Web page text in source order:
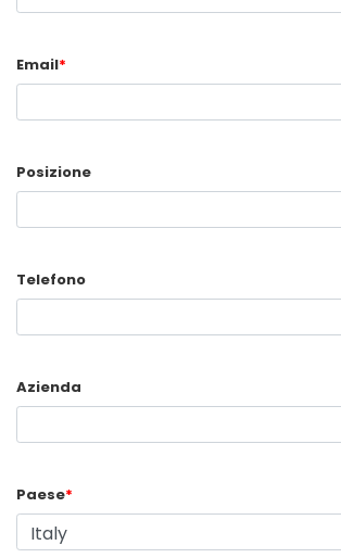
Email*
Posizione
Telefono
Azienda
Paese*